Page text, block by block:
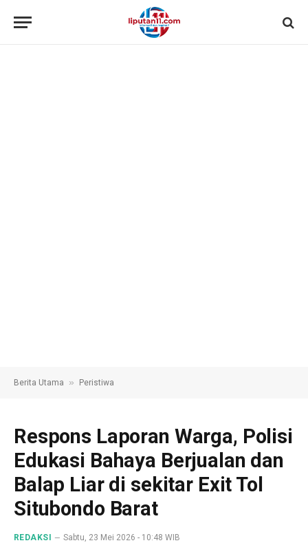
Berita Utama » Peristiwa
Respons Laporan Warga, Polisi
Edukasi Bahaya Berjualan dan
Balap Liar di sekitar Exit Tol
Situbondo Barat
REDAKSI Sabtu, 23 Mei 2026 - 10:48 WIB